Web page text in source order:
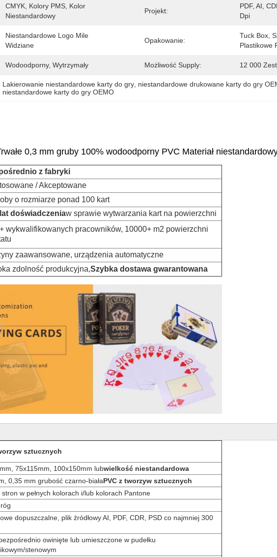
CMYK, Kolory PMS, Kolor
Niestandardowy
Projekt:
PDF, AI,
Dpi
Niestandardowe Logo Mile
Widziane
Opakowanie:
Tuck Box,
Plastikowe
Wodoodporny, Wytrzymały Możliwość Supply: 12 000
Lakierowanie niestandardowe karty do gry niestandardowe drukowane karty do gry
niestandardowe karty do gry OEMO
0,3 mm gruby 100% wodoodporny PVC Materiał
z fabryki
/ Akceptowane
o rozmiarze ponad 100 kart
doświadczeniaw sprawie wytwarzania kart na powierzchni
wykwalifikowanych pracowników, 10000+ m2 powierzchni
zaawansowane, urządzenia automatyczne
zdolność produkcyjna,Szybka dostawa gwarantowana
sztucznych
75x115mm, 100x150mm lubwielkość niestandardowa
0,35 mm grubość czarno-białaPVC z tworzyw sztucznych
w pełnych kolorach i/lub kolorach Pantone
dopuszczalne, plik źródłowy AI, PDF, CDR, PSD co najmniej 300
owinięte lub umieszczone w pudełku
stenowym